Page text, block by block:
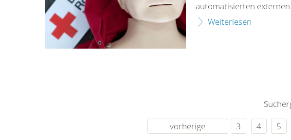
automatisierten externen
Weiterlesen
vorherige
3 4 5